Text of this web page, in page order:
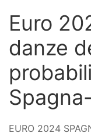
Euro
danze
EURO 2024